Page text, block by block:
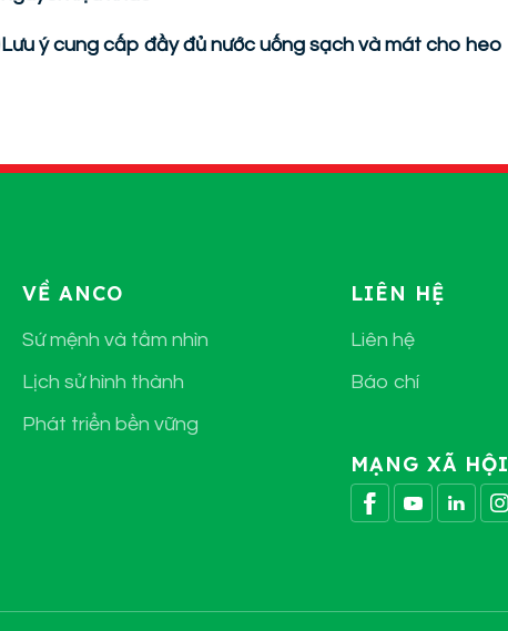
Lưu ý cung cấp đầy đủ nước uống sạch và mát cho heo
VỀ ANCO
Sứ mệnh và tầm nhìn
Lịch sử hình thành
Phát triển bền vững
LIÊN HỆ
Liên hệ
Báo chí
MẠNG XÃ HỘI